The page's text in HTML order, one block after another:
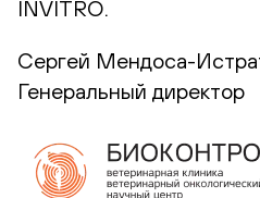
INVITRO.
Сергей Мендоса-
Генеральный директор